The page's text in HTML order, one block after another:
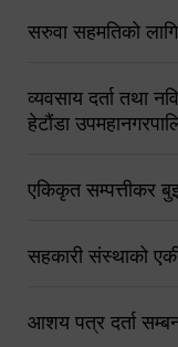
सरुवा सहमतिको
व्यवसाय दर्ता तथा
हेटौंडा
एकिकृत सम्पत्तीकर
सहकारी संस्थाको
आशय पत्र दर्ता